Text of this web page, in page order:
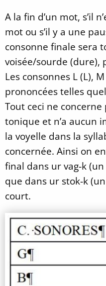
A la fin d’un mot, s’il
mot ou s’il y a une
consonne finale sera
voisée/sourde (dure),
Les consonnes L (L),
prononcées telles
Tout ceci ne concerne
tonique et n’a aucun
la voyelle dans la
concernée. Ainsi on
final dans ur vag-k
que dans ur stok-k
court.